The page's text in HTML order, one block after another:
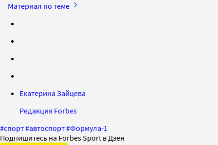
Материал по теме
Екатерина Зайцева
Редакция Forbes
#спорт#автоспорт#Формула-1
Подпишитесь на Forbes Sport в Дзен